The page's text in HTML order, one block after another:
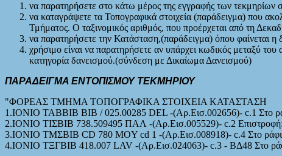
να παρατηρήσετε στο κάτω μέρος της εγγραφής των τεκμηρίων
να καταγράψετε τα Τοπογραφικά στοιχεία (παράδειγμα) που
Τμήματος. Ο ταξινομικός αριθμός, που προέρχεται από τη
να παρατηρήσετε την Κατάσταση,(παράδειγμα) όπου φαίνεται η
χρήσιμο είναι να παρατηρήσετε αν υπάρχει κωδικός μεταξύ
κατηγορία δανεισμού.(σύνδεση με Δικαίωμα Δανεισμού)
ΠΑΡΑΔΕΙΓΜΑ ΕΝΤΟΠΙΣΜΟΥ ΤΕΚΜΗΡΙΟΥ
ΦΟΡΕΑΣ TMHMA ΤΟΠΟΓΡΑΦΙΚΑ ΣΤΟΙΧΕΙΑ ΚΑΤΑΣΤΑΣΗ
1.IONIO ΤΑΒΒΙΒ ΒΙΒ / 025.00285 DEL -(Αρ.Εισ.002656)- c.1 Στο
2.IONIO ΤΙΣΒΙΒ 738.509495 ΠΑΛ -(Αρ.Εισ.005529)- c.2
3.IONIO ΤΜΣΒΙΒ CD 780 MOY cd 1 -(Αρ.Εισ.008918)- c.4 Στο ράφι
4.IONIO ΤΞΓΒΙΒ 418.007 LAV -(Αρ.Εισ.024063)- c.3 - ΒΔ48 Στο